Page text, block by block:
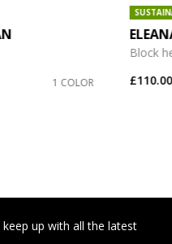
1 COLOR
Block
£110.00
up with all the latest